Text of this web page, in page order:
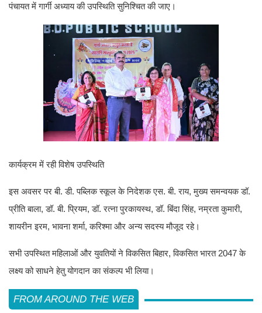
पंचायत में गार्गी अध्याय की उपस्थिति सुनिश्चित की जाए।
कार्यक्रम में रही विशेष उपस्थिति
इस अवसर पर बी. डी. पब्लिक स्कूल के निदेशक एस. बी. राय, मुख्य समन्वयक डॉ.
प्रीति बाला, डॉ. बी. प्रियम, डॉ. रत्ना पुरकायस्थ, डॉ. बिंदा सिंह, नम्रता कुमारी,
शायरीन इरम, भावना शर्मा, करिश्मा और अन्य सदस्य मौजूद रहे।
सभी उपस्थित महिलाओं और युवतियों ने विकसित बिहार, विकसित भारत 2047 के
लक्ष्य को साधने हेतु योगदान का संकल्प भी लिया।
FROM AROUND THE WEB